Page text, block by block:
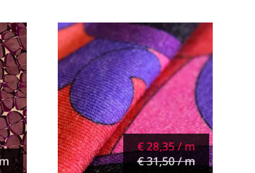
€ 28,35 / m
€ 31,50 / m